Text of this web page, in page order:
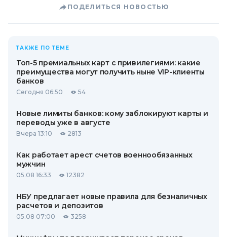
ПОДЕЛИТЬСЯ НОВОСТЬЮ
ТАКЖЕ ПО ТЕМЕ
Топ-5 премиальных карт с привилегиями: какие
преимущества могут получить ныне VIP-клиенты
банков
Сегодня 06:50 54
Новые лимиты банков: кому заблокируют карты и
переводы уже в августе
Вчера 13:10 2813
Как работает арест счетов военнообязанных
мужчин
05.08 16:33 12382
НБУ предлагает новые правила для безналичных
расчетов и депозитов
05.08 07:00 3258